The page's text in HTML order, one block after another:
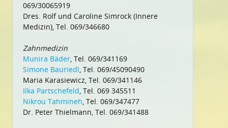
069/30065919
Dres. Rolf und Caroline Simrock (Innere
Medizin), Tel. 069/346680
Zahnmedizin
Munira Bäder, Tel. 069/341169
Simone Bauriedl, Tel. 069/45090490
Maria Karasiewicz, Tel. 069/341146
Ilka Partschefeld, Tel. 069 345511
Nikrou Tahmineh, Tel. 069/347477
Dr. Peter Thielmann, Tel. 069/341488